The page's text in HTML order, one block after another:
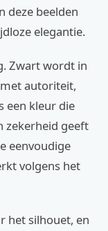
deze beelden
elegantie.
Zwart wordt in
autoriteit,
een kleur die
zekerheid geeft
eenvoudige
volgens het
het silhouet, en